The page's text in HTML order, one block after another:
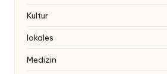
Kultur
lokales
Medizin